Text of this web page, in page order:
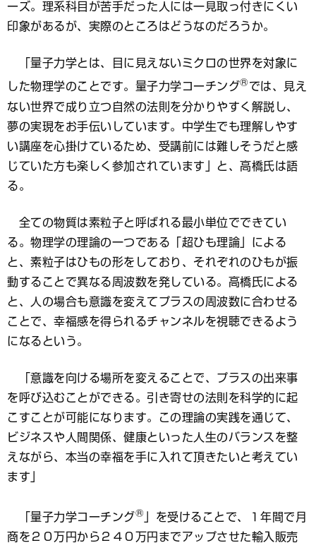
ーズ。理系科目が苦手だった人には一見取っ付きにくい
印象があるが、実際のところはどうなのだろうか。
「量子力学とは、目に見えないミクロの世界を対象に
した物理学のことです。量子力学コーチング®では、見え
ない世界で成り立つ自然の法則を分かりやすく解説し、
夢の実現をお手伝いしています。中学生でも理解しやす
い講座を心掛けているため、受講前には難しそうだと感
じていた方も楽しく参加されています」と、高橋氏は語
る。
全ての物質は素粒子と呼ばれる最小単位でできてい
る。物理学の理論の一つである「超ひも理論」による
と、素粒子はひもの形をしており、それぞれのひもが振
動することで異なる周波数を発している。高橋氏による
と、人の場合も意識を変えてプラスの周波数に合わせる
ことで、幸福感を得られるチャンネルを視聴できるよう
になるという。
「意識を向ける場所を変えることで、プラスの出来事
を呼び込むことができる。引き寄せの法則を科学的に起
こすことが可能になります。この理論の実践を通じて、
ビジネスや人間関係、健康といった人生のバランスを整
えながら、本当の幸福を手に入れて頂きたいと考えてい
ます」
「量子力学コーチング® 」を受けることで、１年間で月
商を２０万円から２４０万円までアップさせた輸入販売